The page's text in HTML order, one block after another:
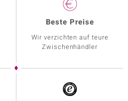
Beste Preise
Wir verzichten auf teure
Zwischenhändler